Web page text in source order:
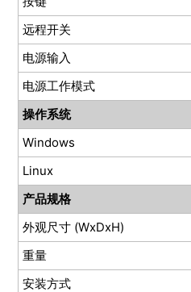
远程开关
电源输入
电源工作模式
操作系统
Windows
Linux
产品规格
外观尺寸 (WxDxH)
重量
安装方式